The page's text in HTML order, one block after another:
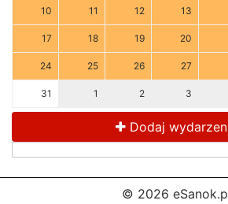
10 11 12 13
17 18 19 20
24 25 26 27
31 1 2 3
Dodaj
© 2026